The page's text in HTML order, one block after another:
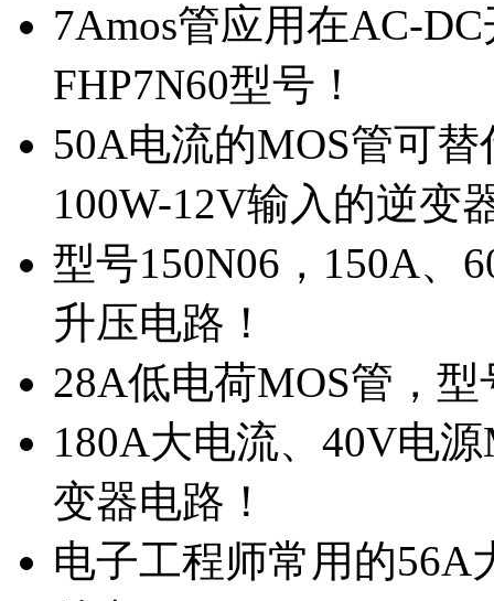
7Amos管应用在AC-
FHP7N60型号！
50A电流的MOS管可
100W-12V输入的逆变
型号150N06，150A、
升压电路！
28A低电荷MOS管，
180A大电流、40V电
变器电路！
电子工程师常用的56A